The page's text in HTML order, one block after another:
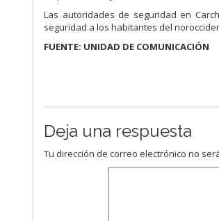
Las autoridades de seguridad en
seguridad a los habitantes del
FUENTE: UNIDAD DE COMUNICACIÓN
Deja una respuesta
Tu dirección de correo electrónico no